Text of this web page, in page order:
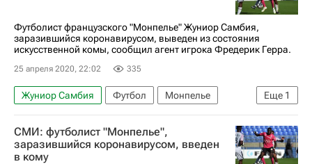
Футболист французского "Монпелье" Жуниор Самбия,
заразившийся коронавирусом, выведен из состояния
искусственной комы, сообщил агент игрока Фредерик Герра.
25 апреля 2020, 22:02 335
Еще 1
Жуниор Самбия Футбол
Монпелье
Спорт в условиях пандемии коронавируса
СМИ: футболист "Монпелье",
заразившийся коронавирусом, введен
в кому